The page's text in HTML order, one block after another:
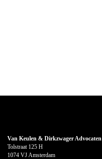
Van Keulen & Dirkzwager Advocaten
Tolstraat 125 H
1074 VJ Amsterdam